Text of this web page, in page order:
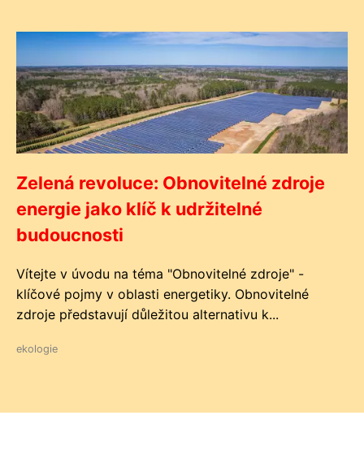
Zelená revoluce: Obnovitelné zdroje
energie jako klíč k udržitelné
budoucnosti
Vítejte v úvodu na téma "Obnovitelné zdroje" -
klíčové pojmy v oblasti energetiky. Obnovitelné
zdroje představují důležitou alternativu k...
ekologie